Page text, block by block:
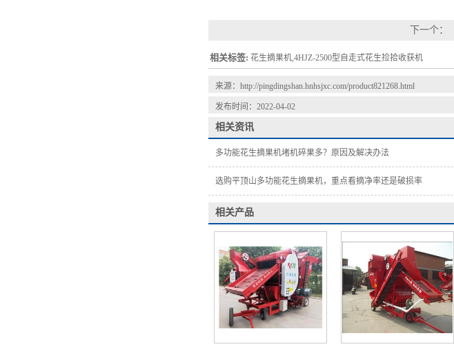
下一个：
相关标签: 花生摘果机,4HJZ-2500型自走式花生捡拾收获机
来源： http://pingdingshan.hnhsjxc.com/product821268.html
发布时间：2022-04-02
相关资讯
多功能花生摘果机堵机碎果多？原因及解决办法
选购平顶山多功能花生摘果机，重点看摘净率还是破损率
相关产品